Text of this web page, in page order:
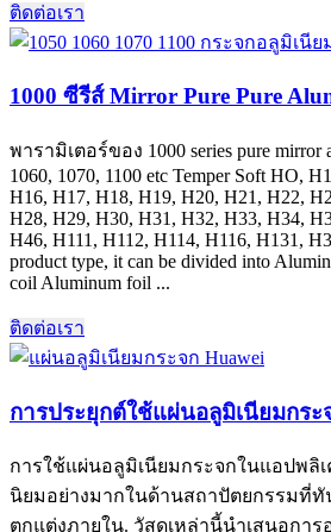
ติดต่อเรา
1000 ซีรีส์ Mirror Pure Pure
พารามิเตอร์ของ 1000 series pure
1060, 1070, 1100 etc Temper Soft HO,
H16, H17, H18, H19, H20, H21, H22,
H28, H29, H30, H31, H32, H33, H34,
H46, H111, H112, H114, H116, H131,
product type, it can be divided into
coil Aluminum foil ...
ติดต่อเรา
การประยุกต์ใช้แผ่นอลูมิเนียมกร
การใช้แผ่นอลูมิเนียมกระจกในแอปพลิ
นิยมอย่างมากในด้านสถาปัตยกรรมที่
ตกแต่งภายใน. วัสดุเหล่านี้นำเสนอกา